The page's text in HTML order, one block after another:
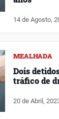
14 de Agosto,
MEALHADA
Dois
tráfico de
20 de Abril,